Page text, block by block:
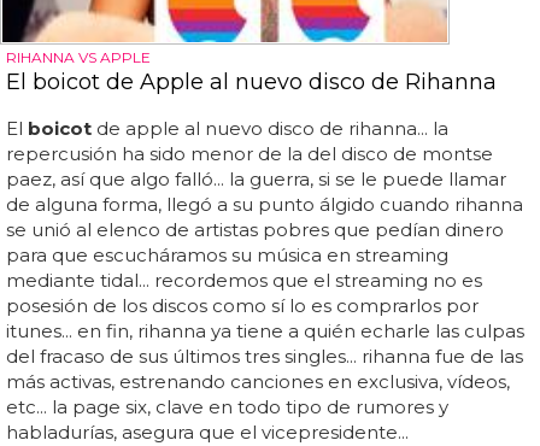
RIHANNA VS APPLE
El boicot de Apple al nuevo disco de Rihanna
El boicot de apple al nuevo disco de rihanna... la
repercusión ha sido menor de la del disco de montse
paez, así que algo falló... la guerra, si se le puede llamar
de alguna forma, llegó a su punto álgido cuando rihanna
se unió al elenco de artistas pobres que pedían dinero
para que escucháramos su música en streaming
mediante tidal... recordemos que el streaming no es
posesión de los discos como sí lo es comprarlos por
itunes... en fin, rihanna ya tiene a quién echarle las culpas
del fracaso de sus últimos tres singles... rihanna fue de las
más activas, estrenando canciones en exclusiva, vídeos,
etc... la page six, clave en todo tipo de rumores y
habladurías, asegura que el vicepresidente...